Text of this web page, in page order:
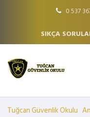
0 537
SIKÇA
Tuğcan Güvenlik Okulu